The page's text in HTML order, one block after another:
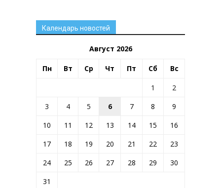
Календарь новостей
Август 2026
Пн Вт Ср Чт Пт Сб Вс
1
2
3
4 5 6 7 8
9
10
11 12 13 14 15
16
17
18 19 20 21 22
23
24
25 26 27 28 29
30
31